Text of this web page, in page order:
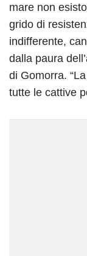
mare non
grido di
indifferente,
dalla paura
di Gomorra.
tutte le cattive